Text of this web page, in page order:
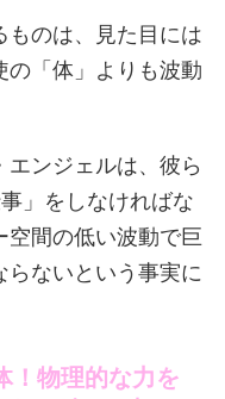
ものは、見た目には
の「体」よりも波動
ンジェルは、彼ら
」をしなければな
空間の低い波動で巨
ないという事実に
！物理的な力を